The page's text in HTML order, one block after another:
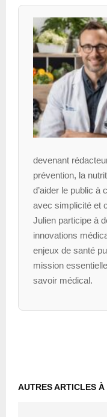
devenant
prévention, la
d’aider le public à
avec simplicité et
Julien participe à
innovations
enjeux de santé
mission
savoir médical.
AUTRES ARTICLES À